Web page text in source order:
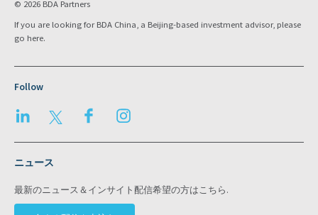
© 2026 BDA Partners
If you are looking for BDA China, a Beijing-based investment advisor, please
go here.
Follow
LinkedIn Twitter Facebook
ニュース
最新のニュース＆インサイト配信希望の方はこちら.